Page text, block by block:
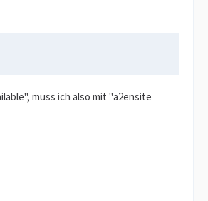
muss ich also mit "a2ensite